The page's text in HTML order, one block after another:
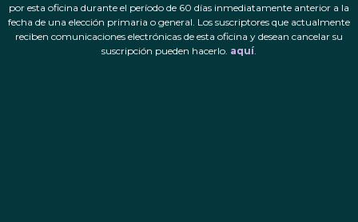
por esta oficina durante el período de 60 días inmediatamente anterior a la
fecha de una elección primaria o general. Los suscriptores que actualmente
reciben comunicaciones electrónicas de esta oficina y desean cancelar su
suscripción pueden hacerlo. aquí